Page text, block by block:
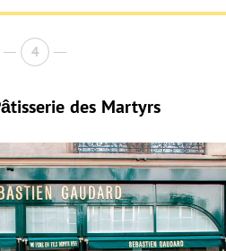
4
des Martyrs